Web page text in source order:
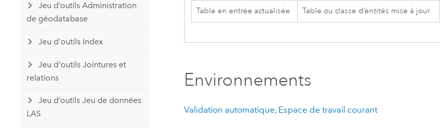
Jeu d’outils Administration
de géodatabase
Jeu d'outils Index
Jeu d'outils Jointures et
relations
Jeu d’outils Jeu de données
LAS
Table en entrée actualisée Table ou classe d’entités mise à jour.
Environnements
Validation automatique, Espace de travail courant